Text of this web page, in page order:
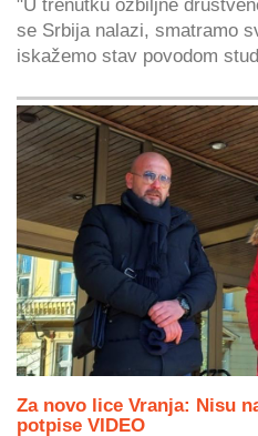
"U trenutku ozbiljne
se Srbija nalazi, smatramo
iskažemo stav povodom
Za novo lice Vranja: Nisu
potpise VIDEO